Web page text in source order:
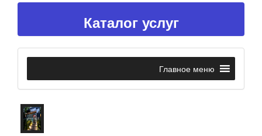
Каталог услуг
Главное меню